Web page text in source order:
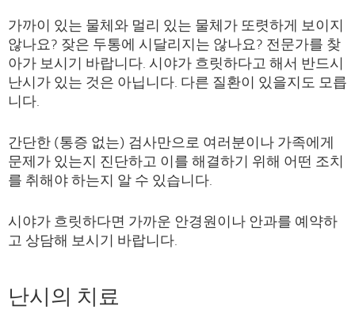
가까이 있는 물체와 멀리 있는 물체가 또렷하게 보이지
않나요? 잦은 두통에 시달리지는 않나요? 전문가를 찾
아가 보시기 바랍니다. 시야가 흐릿하다고 해서 반드시
난시가 있는 것은 아닙니다. 다른 질환이 있을지도 모릅
니다.
간단한 (통증 없는) 검사만으로 여러분이나 가족에게
문제가 있는지 진단하고 이를 해결하기 위해 어떤 조치
를 취해야 하는지 알 수 있습니다.
시야가 흐릿하다면 가까운 안경원이나 안과를 예약하
고 상담해 보시기 바랍니다.
난시의 치료